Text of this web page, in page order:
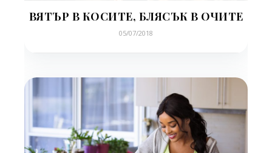
ВЯТЪР В КОСИТЕ, БЛЯСЪК В ОЧИТЕ
05/07/2018